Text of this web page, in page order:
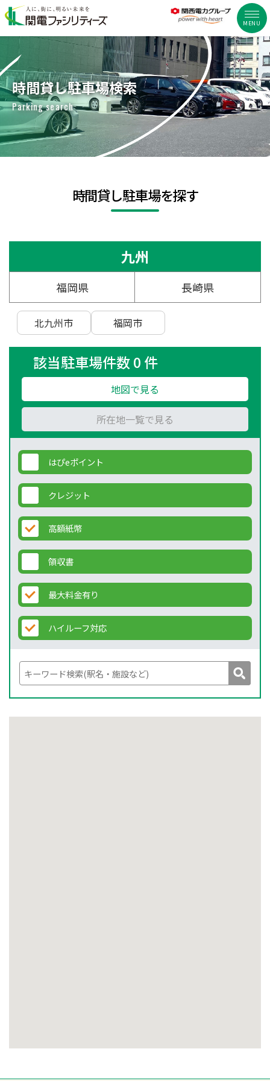
MENU
時間貸し駐車場検索
Parking search
時間貸し駐車場を探す
九州
福岡県 長崎県
北九州市 福岡市
該当駐車場件数 0 件
地図で見る
所在地一覧で見る
はぴeポイント
クレジット
高額紙幣
領収書
最大料金有り
ハイルーフ対応